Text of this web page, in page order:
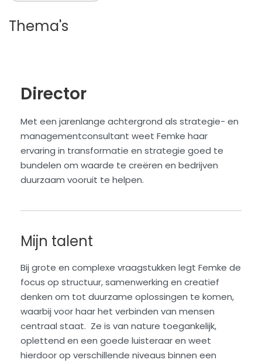
Thema's
Director
Met een jarenlange achtergrond als strategie- en
managementconsultant weet Femke haar
ervaring in transformatie en strategie goed te
bundelen om waarde te creëren en bedrijven
duurzaam vooruit te helpen.
Mijn talent
Bij grote en complexe vraagstukken legt Femke de
focus op structuur, samenwerking en creatief
denken om tot duurzame oplossingen te komen,
waarbij voor haar het verbinden van mensen
centraal staat. Ze is van nature toegankelijk,
oplettend en een goede luisteraar en weet
hierdoor op verschillende niveaus binnen een